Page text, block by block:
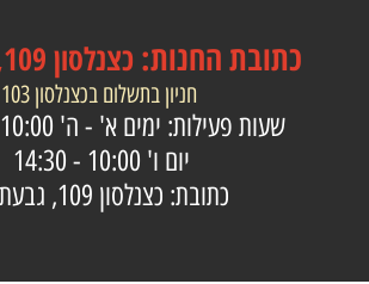
כתובתהחנות: כצנלסון 109, גבעתיים
חניון בתשלום בכצנלסון 103
שעות פעילות: ימים א' - ה' 10:00 - 18:30
יום ו' 10:00 - 14:30
כתובת: כצנלסון 109, גבעתיים